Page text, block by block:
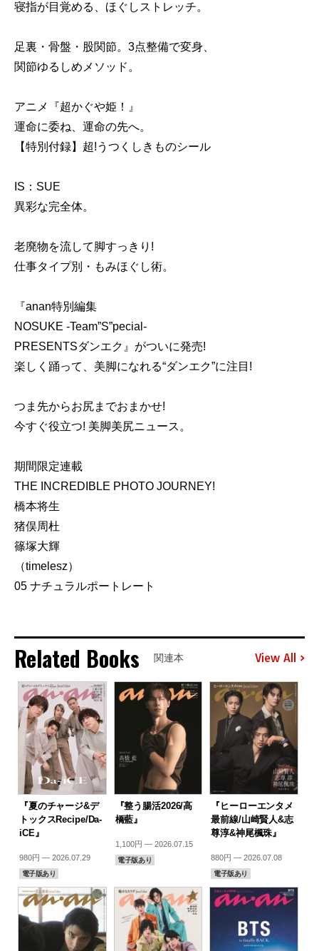
寝指が目覚める、ほぐしストレッチ。
足裏・骨盤・股関節。3点整備で変身、
関節ゆるしめメソッド。
アニメ『超かぐや姫！』
運命に委ね、運命の先へ。
【特別付録】超!うつくしきものシール
IS：SUE
異彩な完全体。
老廃物を流して脚すっきり!
仕事タイプ別・もみほぐし術。
『anan特別編集
NOSUKE -Team”S”pecial-
PRESENTSダンエク』がついに発売!
楽しく踊って、美脚になれる“ダンエク”に注目!
つま先からお尻までおまかせ!
今すぐ役立つ! 美脚美尻ニュース。
期間限定連載
THE INCREDIBLE PHOTO JOURNEY!
橋本将生
猪俣周杜
篠塚大輝
（timelesz）
05 ナチュラルポートレート
Related Books 関連本 View All
『夏のチャージ&デ
トックスRecipe/Da-
iCE』
980円 — 2026.07.29
電子版あり
『整う腸活2026/高
橋藍』
1,100円 — 2026.07.15
電子版あり
『ヒーローエンタメ
最前線/山崎賢人&志
尊淳&神尾楓珠』
880円 — 2026.07.08
電子版あり